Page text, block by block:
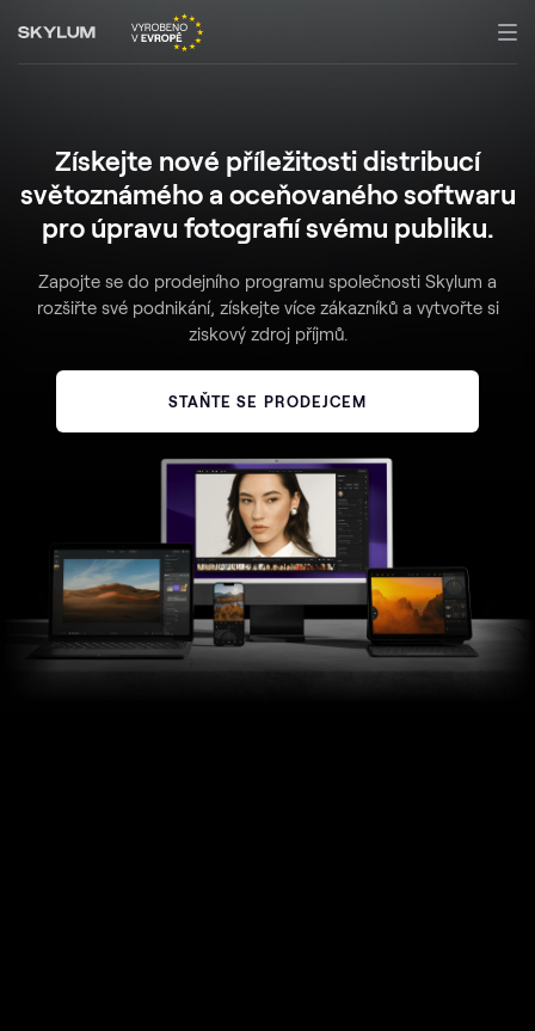
Získejte nové příležitosti distribucí
světoznámého a oceňovaného softwaru
pro úpravu fotografií svému publiku.
Zapojte se do prodejního programu společnosti Skylum a
rozšiřte své podnikání, získejte více zákazníků a vytvořte si
ziskový zdroj příjmů.
STAŇTE SE PRODEJCEM